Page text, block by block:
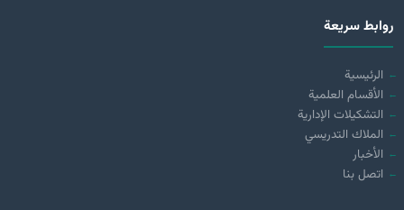
روابط سريعة
الرئيسية
الأقسام العلمية
التشكيلات الإدارية
الملاك التدريسي
الأخبار
اتصل بنا